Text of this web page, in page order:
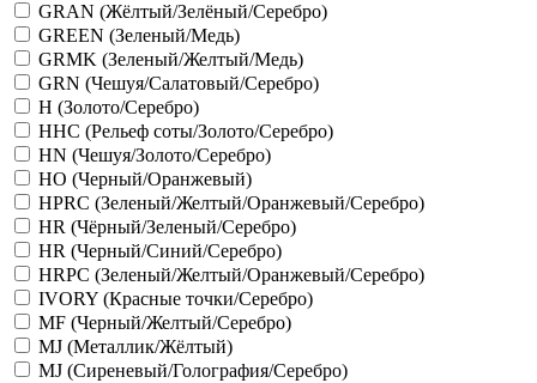
GRAN (Жёлтый/Зелёный/Серебро)
GREEN (Зеленый/Медь)
GRMK (Зеленый/Желтый/Медь)
GRN (Чешуя/Салатовый/Серебро)
H (Золото/Серебро)
HHC (Рельеф соты/Золото/Серебро)
HN (Чешуя/Золото/Серебро)
HO (Черный/Оранжевый)
HPRC (Зеленый/Желтый/Оранжевый/Серебро)
HR (Чёрный/Зеленый/Серебро)
HR (Черный/Синий/Серебро)
HRPC (Зеленый/Желтый/Оранжевый/Серебро)
IVORY (Красные точки/Серебро)
MF (Черный/Желтый/Серебро)
MJ (Металлик/Жёлтый)
MJ (Сиреневый/Голография/Серебро)